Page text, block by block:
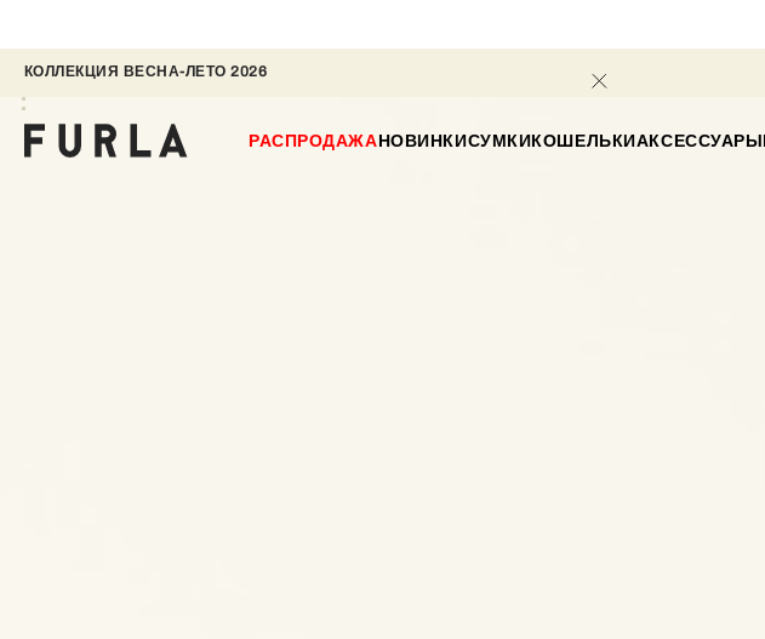
КОЛЛЕКЦИЯ ВЕСНА-ЛЕТО 2026
РАСПРОДАЖА НОВИНКИ СУМКИ КОШЕЛЬКИ АКСЕССУАРЫ